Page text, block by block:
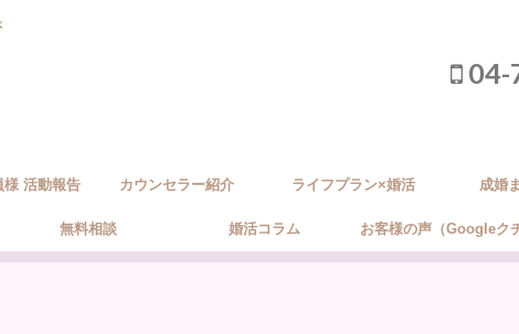
04-
様 活動報告 カウンセラー紹介 ライフプラン×婚活 成婚
無料相談 婚活コラム お客様の声（Googleク